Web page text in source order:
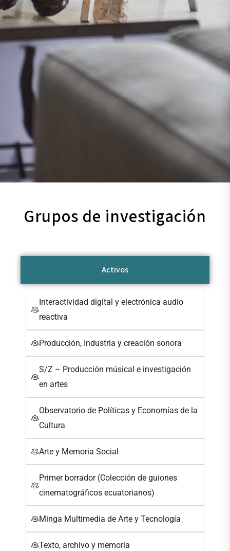
Grupos de investigación
Activos
Interactividad digital y electrónica audio
reactiva
Producción, Industria y creación sonora
S/Z – Producción músical e investigación
en artes
Observatorio de Políticas y Economías de la
Cultura
Arte y Memoria Social
Primer borrador (Colección de guiones
cinematográficos ecuatorianos)
Minga Multimedia de Arte y Tecnología
Texto, archivo y memoria